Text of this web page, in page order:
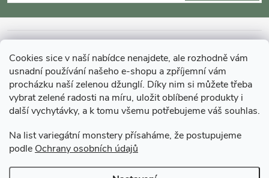
Cookies sice v naší nabídce nenajdete, ale rozhodně vám
usnadní používání našeho e-shopu a zpříjemní vám
procházku naší zelenou džunglí. Díky nim si můžete třeba
vybrat zelené radosti na míru, uložit oblíbené produkty i
další vychytávky, a k tomu všemu potřebujeme váš souhlas.
Na list variegátní monstery přísaháme, že postupujeme
podle Ochrany osobních údajů
v
ý
p
i
s
u
p
a
MOHLO BY VÁS ZAJÍMAT
O GARDNERS
Gardners Design - Projekt, realizace a údržba zahrad a interiérů